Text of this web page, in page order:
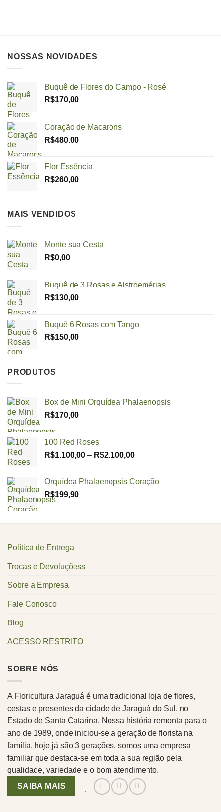
NOSSAS NOVIDADES
Buquê de Flores do Campo - Rosé
R$170,00
Coração de Macarons
R$480,00
Flor Essência
R$260,00
MAIS VENDIDOS
Monte sua Cesta
R$0,00
Buquê de 3 Rosas e Alstroemérias
R$130,00
Buquê 6 Rosas com Tango
R$150,00
PRODUTOS
Box de Mini Orquídea Phalaenopsis
R$170,00
100 Red Roses
R$1.100,00 – R$2.100,00Price
through
Orquídea Phalaenopsis Coração
R$199,90
Política de Entrega
Trocas e Devoluçõess
Sobre a Empresa
Fale Conosco
Blog
ACESSO RESTRITO
SOBRE NÓS
A Floricultura Jaraguá é uma tradicional loja de flores,
cestas e presentes da cidade de Jaraguá do Sul, no
Estado de Santa Catarina. Nossa história remonta para o
ano de 1989, onde iniciou-se a geração de florista na
família, hoje já são 3 gerações, somos uma empresa
familiar que destaca-se em toda a sua região pela
qualidade, variedade e o bom atendimento.
SAIBA MAIS
.